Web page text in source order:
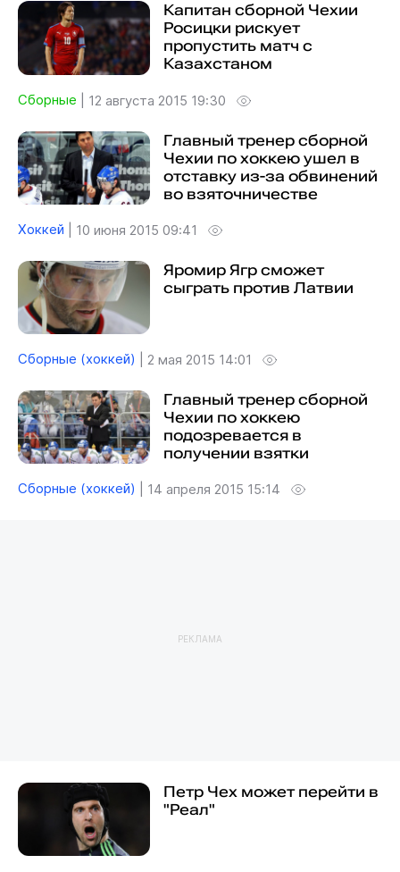
Капитан сборной Чехии
Росицки рискует
пропустить матч с
Казахстаном
Сборные 12 августа 2015 19:30
Главный тренер сборной
Чехии по хоккею ушел в
отставку из-за обвинений
во взяточничестве
Хоккей 10 июня 2015 09:41
Яромир Ягр сможет
сыграть против Латвии
Сборные (хоккей) 2 мая 2015 14:01
Главный тренер сборной
Чехии по хоккею
подозревается в
получении взятки
Сборные (хоккей) 14 апреля 2015 15:14
РЕКЛАМА
Петр Чех может перейти в
"Реал"